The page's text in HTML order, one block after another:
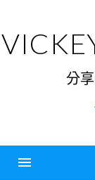
content
分